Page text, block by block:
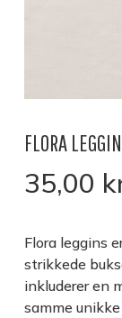
FLORA
35,00
Flora leggins
strikkede
inkluderer en
samme